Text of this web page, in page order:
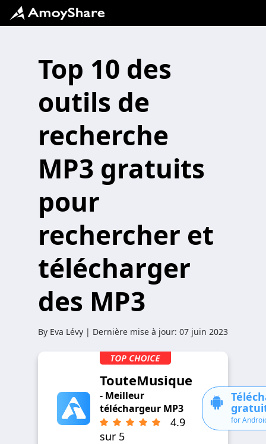
Top 10 des
outils de
recherche
MP3 gratuits
pour
rechercher et
télécharger
des MP3
By Eva Lévy | Dernière mise à jour: 07 juin 2023
TouteMusique
- Meilleur
téléchargeur MP3
4.9
sur 5
for